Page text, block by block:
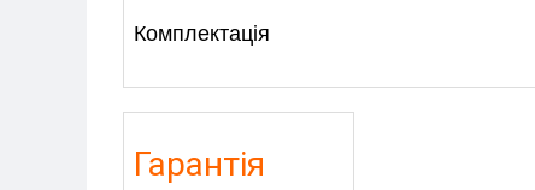
Комплектація
Гарантія